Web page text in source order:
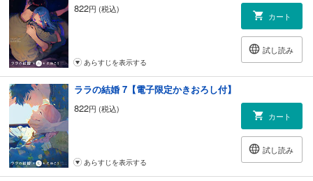
822円 (税込)
カート
試し読み
あらすじを表示する
ララの結婚 7【電子限定かきおろし付】
822円 (税込)
カート
試し読み
あらすじを表示する